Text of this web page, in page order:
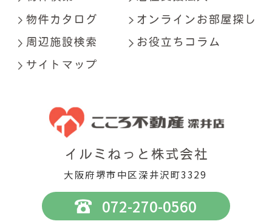
大阪府堺市中区深井沢町3329
072-270-0560